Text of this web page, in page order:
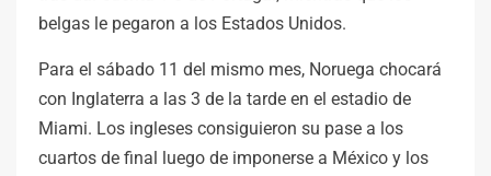
belgas le pegaron a los Estados Unidos.
Para el sábado 11 del mismo mes, Noruega chocará
con Inglaterra a las 3 de la tarde en el estadio de
Miami. Los ingleses consiguieron su pase a los
cuartos de final luego de imponerse a México y los